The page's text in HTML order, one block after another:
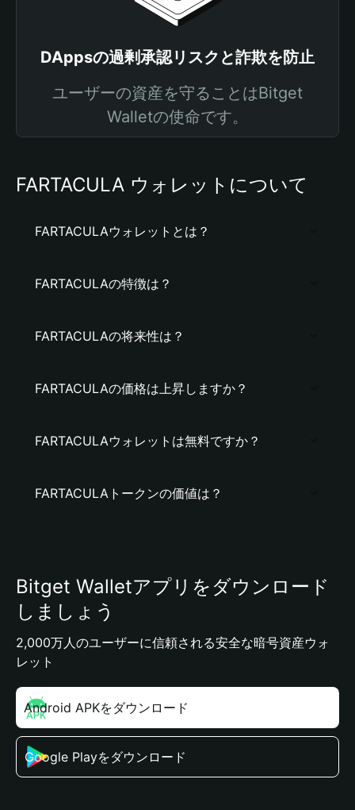
DAppsの過剰承認リスクと詐欺を防止
ユーザーの資産を守ることはBitget
Walletの使命です。
FARTACULA ウォレットについて
FARTACULAウォレットとは？
FARTACULAの特徴は？
FARTACULAの将来性は？
FARTACULAの価格は上昇しますか？
FARTACULAウォレットは無料ですか？
FARTACULAトークンの価値は？
Bitget Walletアプリをダウンロード
しましょう
2,000万人のユーザーに信頼される安全な暗号資産ウォ
レット
Android APKをダウンロード
Google Playをダウンロード